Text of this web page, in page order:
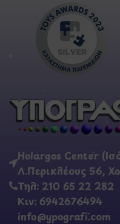
Holargos Center
Λ.Περικλέους 56,
Τηλ: 210 65 22 282
Κιν: 6942676494
info@ypografi.com